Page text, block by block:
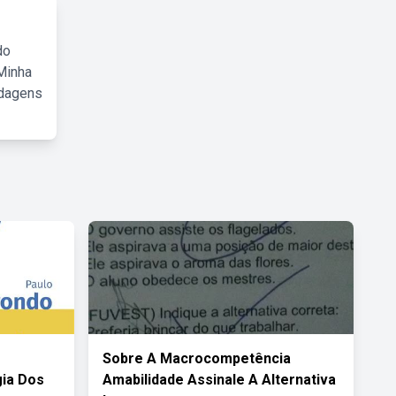
Dos
Sobre A Macrocompetência
Amabilidade Assinale A Alternativa